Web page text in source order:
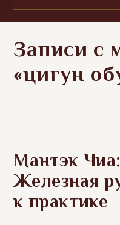
Записи с
«цигун
Мантэк
Железная
к практике